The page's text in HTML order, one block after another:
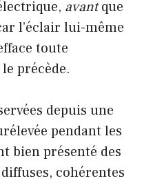
avantque
l’éclair lui-même
toute
précède.
depuis une
pendant les
bien présenté des
cohérentes